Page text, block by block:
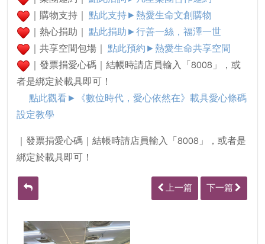
｜購物支持｜
點此支持►熱愛生命文創購物
｜熱心捐助｜點此捐助►行善一絲，福澤一世
｜共享空間包場｜點此預約►熱愛生命共享空間
｜發票捐愛心碼｜結帳時請店員輸入「8008」，或
者是綁定於載具即可！
點此觀看►
《數位時代，愛心依然在》載具愛心條碼
設定教學
｜發票捐愛心碼｜結帳時請店員輸入「8008」，或者是
綁定於載具即可！
下一篇
上一篇